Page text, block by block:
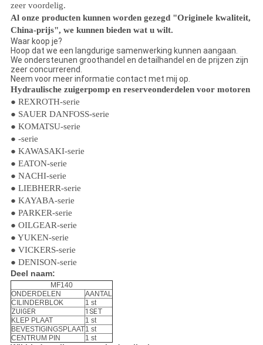
zeer voordelig.
Al onze producten kunnen worden gezegd "Originele kwaliteit,
China-prijs", we kunnen bieden wat u wilt.
Waar koop je?
Hoop dat we een langdurige samenwerking kunnen aangaan.
We ondersteunen groothandel en detailhandel en de prijzen zijn
zeer concurrerend.
Neem voor meer informatie contact met mij op.
Hydraulische zuigerpomp en reserveonderdelen voor motoren
● REXROTH-serie
● SAUER DANFOSS-serie
● KOMATSU-serie
● -serie
● KAWASAKI-serie
● EATON-serie
● NACHI-serie
● LIEBHERR-serie
● KAYABA-serie
● PARKER-serie
● OILGEAR-serie
● YUKEN-serie
● VICKERS-serie
● DENISON-serie
Deel naam:
MF140
ONDERDELEN
AANTAL
CILINDERBLOK
1 st
ZUIGER
1SET
KLEP PLAAT
1 st
BEVESTIGINGSPLAAT1 st
CENTRUM PIN
1 st